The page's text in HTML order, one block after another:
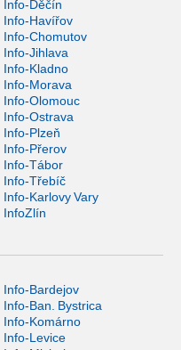
Info-Děčín
Info-Havířov
Info-Chomutov
Info-Jihlava
Info-Kladno
Info-Morava
Info-Olomouc
Info-Ostrava
Info-Plzeň
Info-Přerov
Info-Tábor
Info-Třebíč
Info-Karlovy Vary
InfoZlín
Info-Bardejov
Info-Ban. Bystrica
Info-Komárno
Info-Levice